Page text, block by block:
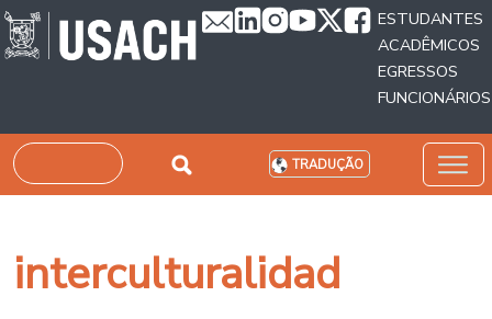
Passar para o conteúdo principal
ESTUDANTES
ACADÊMICOS
EGRESSOS
FUNCIONÁRIOS
Pesquisar TRADUÇÃO
interculturalidad